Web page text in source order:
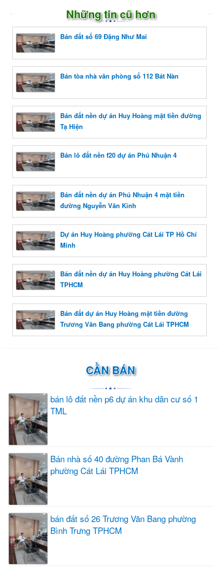
Những tin cũ hơn
Bán đất số 69 Đặng Như Mai
Bán tòa nhà văn phòng số 112 Bát Nàn
Bán đất nền dự án Huy Hoàng mặt tiền đường
Tạ Hiện
Bán lô đất nền f20 dự án Phú Nhuận 4
Bán đất nền dự án Phú Nhuận 4 mặt tiền
đường Nguyễn Văn Kỉnh
Dự án Huy Hoàng phường Cát Lái TP Hồ Chí
Minh
Bán đất nền dự án Huy Hoàng phường Cát Lái
TPHCM
Bán đất dự án Huy Hoàng mặt tiền đường
Trương Văn Bang phường Cát Lái TPHCM
CẦN BÁN
bán lô đất nền p6 dự án khu dân cư số 1
TML
Bán nhà số 40 đường Phan Bá Vành
phường Cát Lái TPHCM
bán đất số 26 Trương Văn Bang phường
Bình Trưng TPHCM